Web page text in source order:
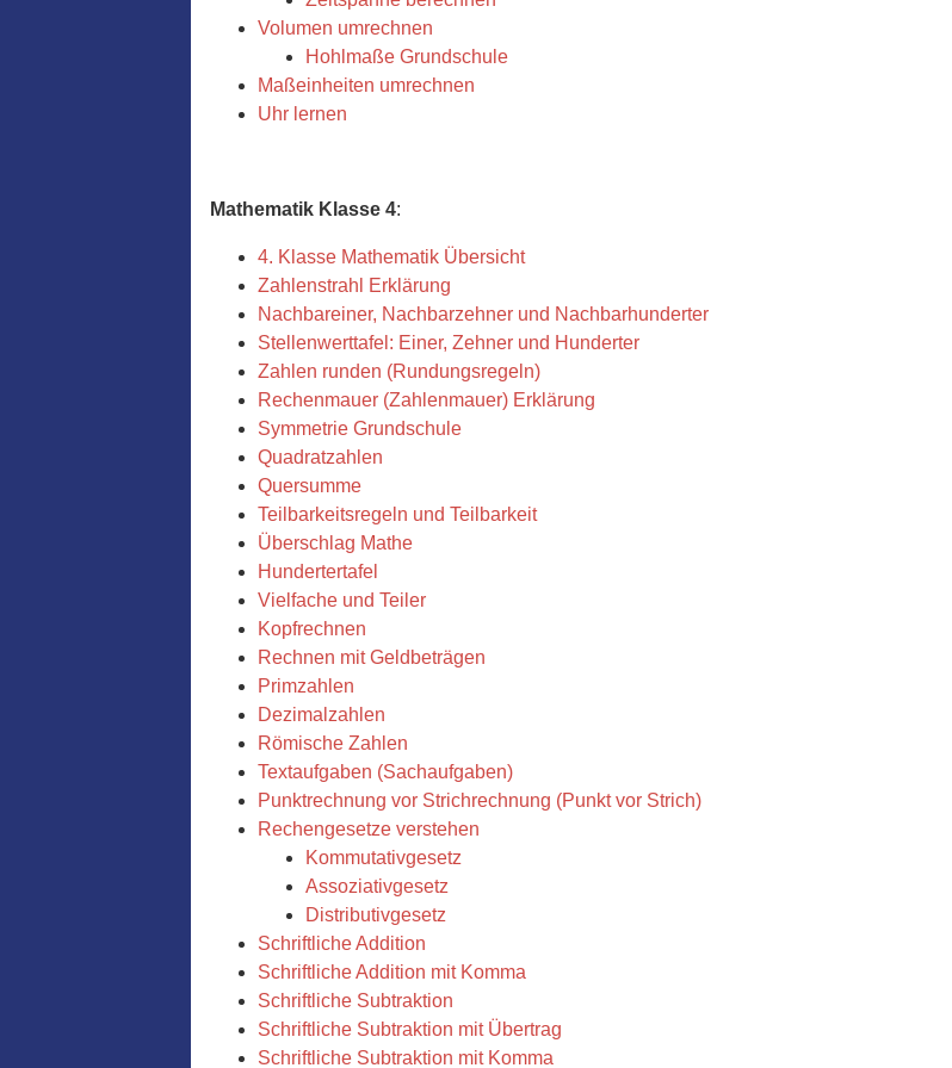
Volumen umrechnen
Hohlmaße Grundschule
Maßeinheiten umrechnen
Uhr lernen
Mathematik Klasse 4:
4. Klasse Mathematik Übersicht
Zahlenstrahl Erklärung
Nachbareiner, Nachbarzehner und Nachbarhunderter
Stellenwerttafel: Einer, Zehner und Hunderter
Zahlen runden (Rundungsregeln)
Rechenmauer (Zahlenmauer) Erklärung
Symmetrie Grundschule
Quadratzahlen
Quersumme
Teilbarkeitsregeln und Teilbarkeit
Überschlag Mathe
Hundertertafel
Vielfache und Teiler
Kopfrechnen
Rechnen mit Geldbeträgen
Primzahlen
Dezimalzahlen
Römische Zahlen
Textaufgaben (Sachaufgaben)
Punktrechnung vor Strichrechnung (Punkt vor Strich)
Rechengesetze verstehen
Kommutativgesetz
Assoziativgesetz
Distributivgesetz
Schriftliche Addition
Schriftliche Addition mit Komma
Schriftliche Subtraktion
Schriftliche Subtraktion mit Übertrag
Schriftliche Subtraktion mit Komma